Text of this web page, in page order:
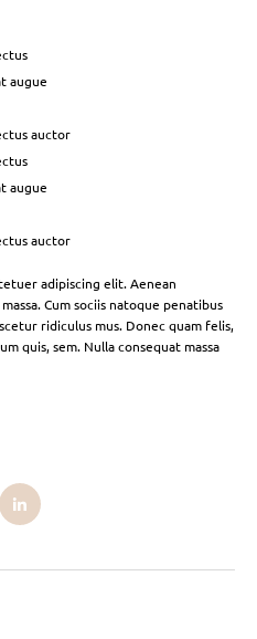
augue
auctor
augue
auctor
adipiscing elit. Aenean
Cum sociis natoque penatibus
ridiculus mus. Donec quam felis,
quis, sem. Nulla consequat massa